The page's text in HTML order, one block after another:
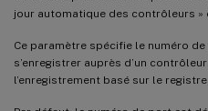
jour automatique des contrôleurs »
Ce paramètre spécifie le numéro
s’enregistrer auprès d’un
l’enregistrement basé sur le registre.